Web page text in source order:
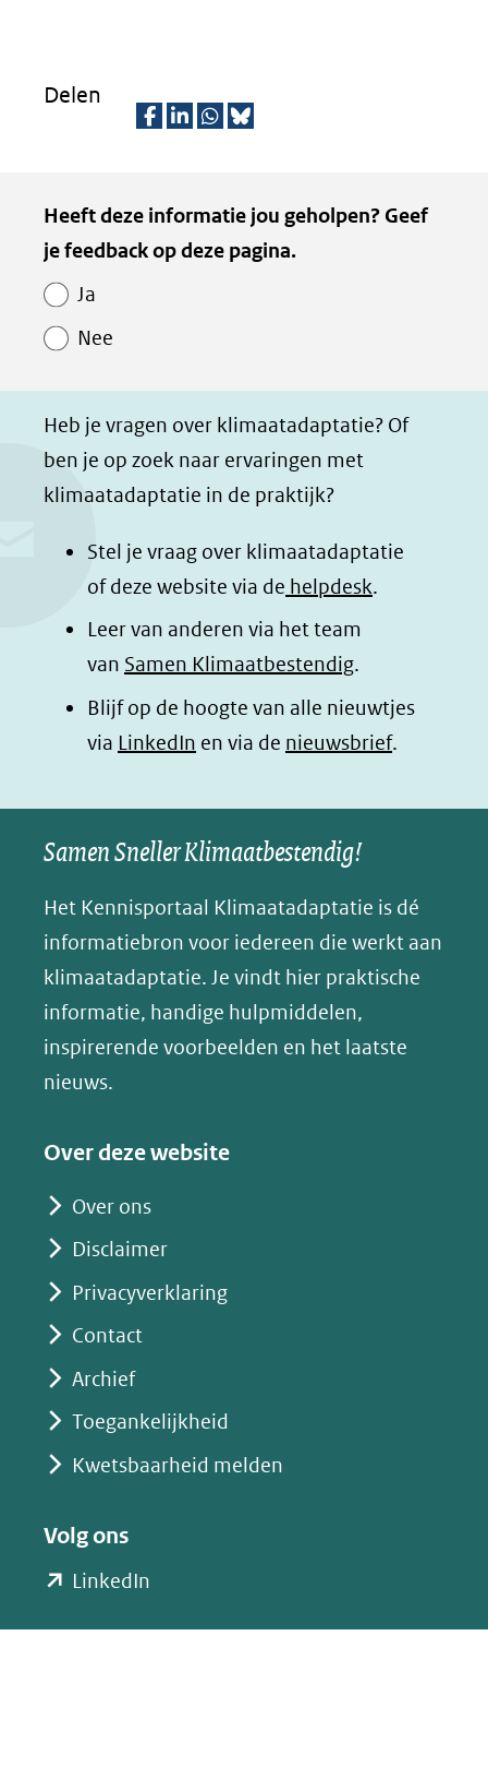
Delen
l
e
a
b
o
o
(opent
in
nieuw
venster)
naar
een
website)
l
e
i
d
I
(opent
in
nieuw
venster)
naar
een
website)
l
e
h
t
a
p
(opent
in
nieuw
venster)
naar
een
website)
z
e
n
d
l
e
p
B
l
e
s
y
(opent
in
nieuw
venster)
Kopie
van
Paginawaardering
Heeft deze informatie jou geholpen? Geef
je feedback op deze pagina.
Ja
Nee
Heb je vragen over klimaatadaptatie? Of
ben je op zoek naar ervaringen met
klimaatadaptatie in de praktijk?
Stel je vraag over klimaatadaptatie
of deze website via de helpdesk.
Leer van anderen via het team
van Samen Klimaatbestendig.
Blijf op de hoogte van alle nieuwtjes
via LinkedIn (opent
nieuw
venster)
naar
een
andere
website)
en via de nieuwsbrief.
Samen Sneller Klimaatbestendig!
Het Kennisportaal Klimaatadaptatie is dé
informatiebron voor iedereen die werkt aan
klimaatadaptatie. Je vindt hier praktische
informatie, handige hulpmiddelen,
inspirerende voorbeelden en het laatste
nieuws.
Over deze website
Over ons
Disclaimer
Privacyverklaring
Contact
Archief
Toegankelijkheid
Kwetsbaarheid melden
Volg ons
LinkedIn